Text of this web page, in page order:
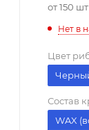
от 150 шт
Нет в
Цвет
Состав
WAX